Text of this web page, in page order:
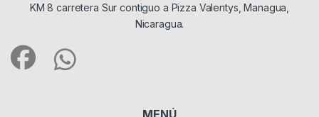
KM 8 carretera Sur contiguo a Pizza Valentys, Managua,
Nicaragua.